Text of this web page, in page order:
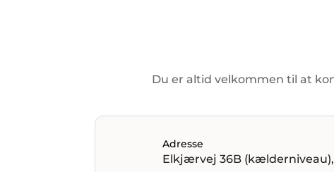
Du er altid velkommen til at
Adresse
Elkjærvej 36B